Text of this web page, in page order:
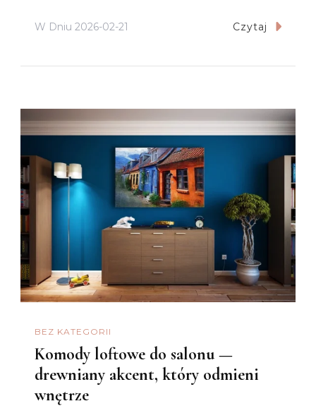
W Dniu 2026-02-21 Czytaj
BEZ KATEGORII
Komody loftowe do salonu —
drewniany akcent, który odmieni
wnętrze